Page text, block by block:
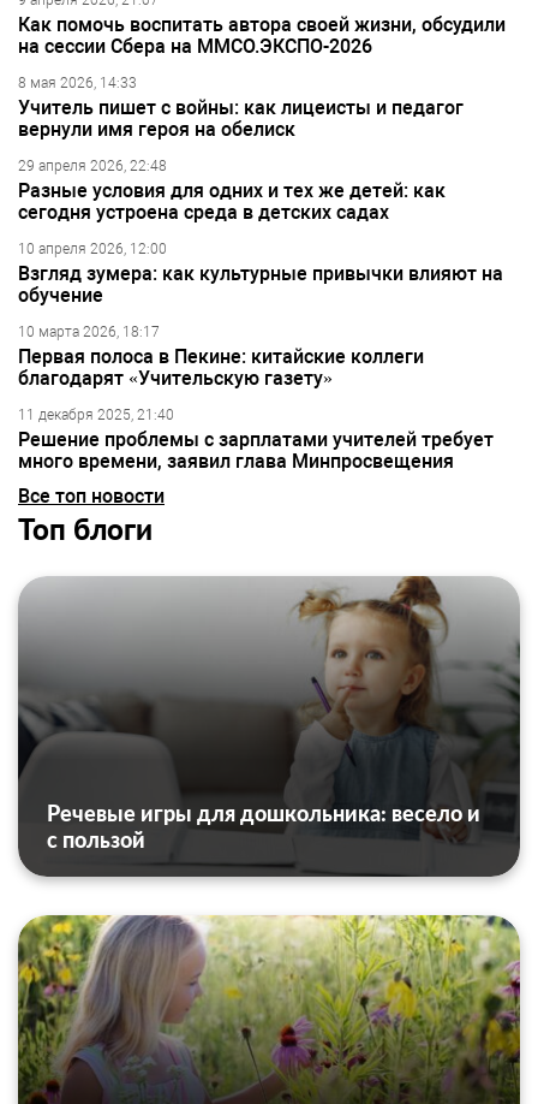
Как помочь воспитать автора своей жизни, обсудили
на сессии Сбера на ММСО.ЭКСПО-2026
8 мая 2026, 14:33
Учитель пишет с войны: как лицеисты и педагог
вернули имя героя на обелиск
29 апреля 2026, 22:48
Разные условия для одних и тех же детей: как
сегодня устроена среда в детских садах
10 апреля 2026, 12:00
Взгляд зумера: как культурные привычки влияют на
обучение
10 марта 2026, 18:17
Первая полоса в Пекине: китайские коллеги
благодарят «Учительскую газету»
11 декабря 2025, 21:40
Решение проблемы с зарплатами учителей требует
много времени, заявил глава Минпросвещения
Все топ новости
Топ блоги
Речевые игры для дошкольника: весело и
с пользой